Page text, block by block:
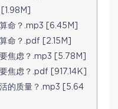
命？.mp3 [6.45M]
命？.pdf [2.15M]
焦虑？.mp3 [5.78M]
焦虑？.pdf [917.14K]
的质量？.mp3 [5.64